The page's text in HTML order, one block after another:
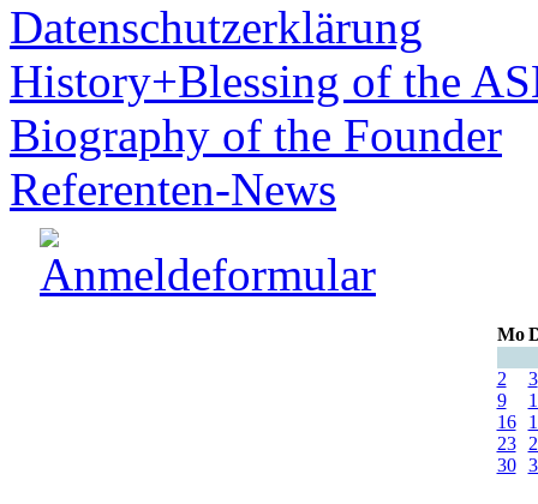
Datenschutzerklärung
History+Blessing of the
Biography of the Founder
Referenten-News
Mo
2
3
9
16
23
30